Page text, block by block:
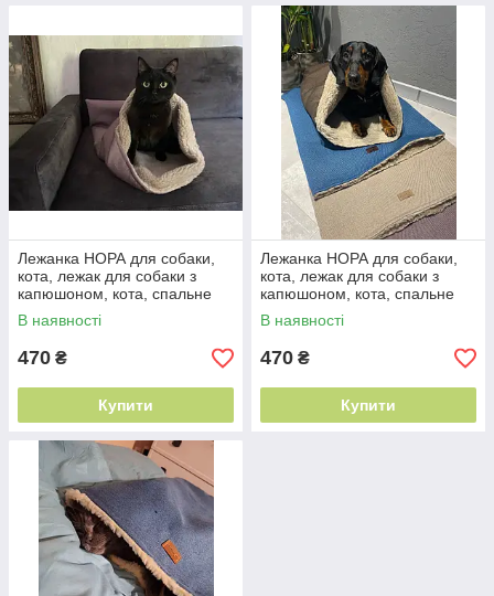
Лежанка НОРА для собаки,
кота, лежак для собаки з
капюшоном, кота, спальне
місце МЕБЛЕВА
ЗНОСОСТІЙКА ТКАНИНА
В наявності
470 ₴
Купити
Лежанка НОРА для собаки,
кота, лежак для собаки з
капюшоном, кота, спальне
місце МЕБЛЕВА
ЗНОСОСТІЙКА ТКАНИНА
В наявності
470 ₴
Купити